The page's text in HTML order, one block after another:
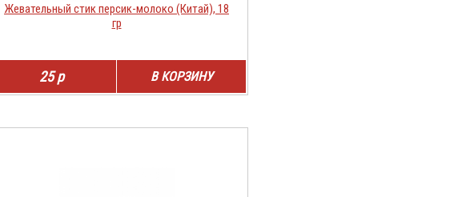
Жевательный стик персик-молоко (Китай), 18
гр
25 р В КОРЗИНУ